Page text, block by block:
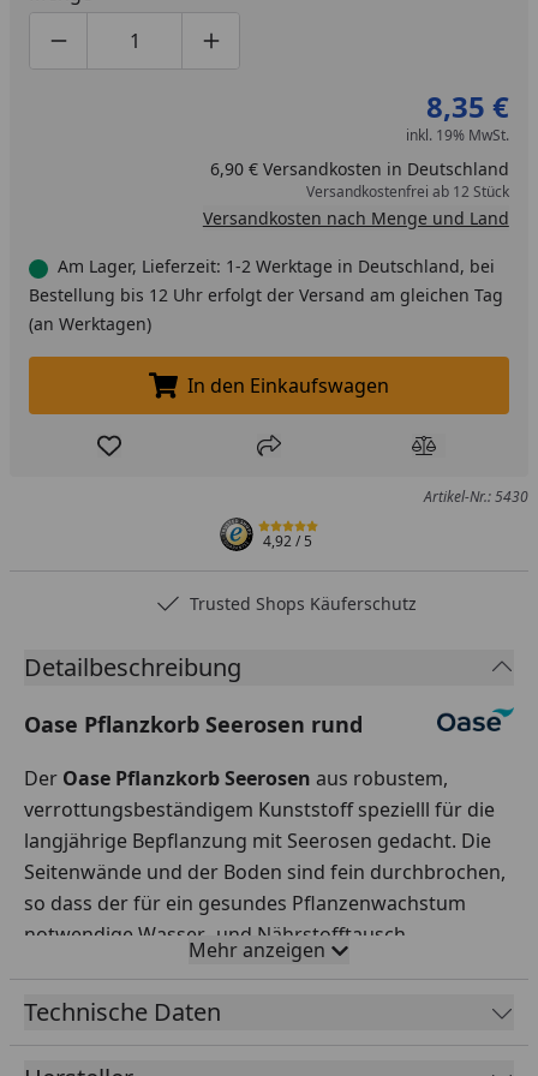
Produktmenge um eins verringern
Produktmenge manuell eingeben
Produktmenge um eins erhöhen
8,35 €
inkl. 19% MwSt.
6,90 € Versandkosten in Deutschland
Versandkostenfrei ab 12 Stück
Versandkosten nach Menge und Land
Am Lager, Lieferzeit: 1-2 Werktage in Deutschland, bei
Bestellung bis 12 Uhr erfolgt der Versand am gleichen Tag
(an Werktagen)
In den Einkaufswagen legen
In den Einkaufswagen
Produkt zur Wunschliste hinzufügen
Teilen Produkt
Artikel-Nr.: 5430
4,92/ 5
Trusted Shops Käuferschutz
Detailbeschreibung
Oase Pflanzkorb Seerosen rund
Der Oase Pflanzkorb Seerosen aus robustem,
verrottungsbeständigem Kunststoff spezielll für die
langjährige Bepflanzung mit Seerosen gedacht. Die
Seitenwände und der Boden sind fein durchbrochen,
so dass der für ein gesundes Pflanzenwachstum
notwendige Wasser- und Nährstofftausch
ungehindert stattfinden kann. Dieser Pflanzkorb hat
einen Durchmesser von 40 Zentimeter und eine Höhe
von 28 Zentimeter.
Mehr anzeigen
Technische Daten